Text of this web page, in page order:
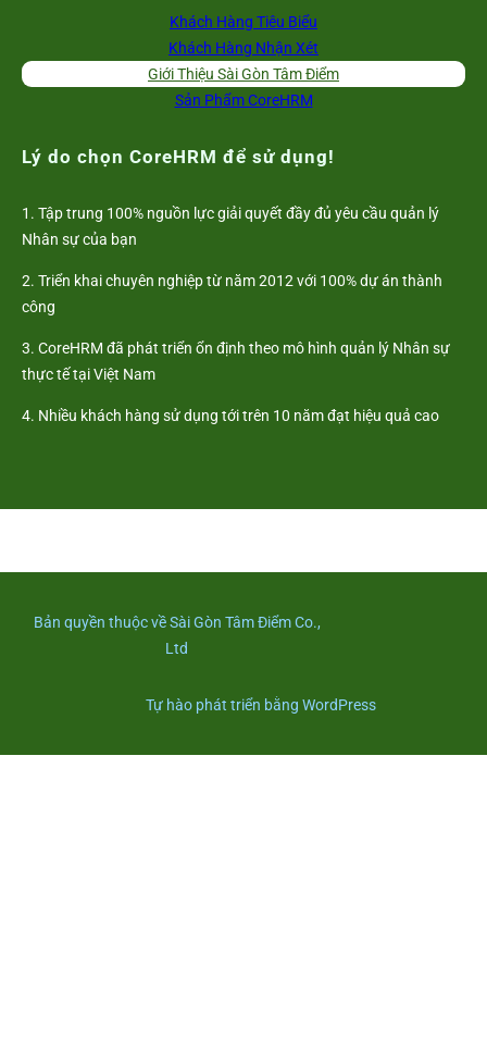
Khách Hàng Tiêu Biểu
Khách Hàng Nhận Xét
Giới Thiệu Sài Gòn Tâm Điểm
Sản Phẩm CoreHRM
Lý do chọn CoreHRM để sử dụng!
1. Tập trung 100% nguồn lực giải quyết đầy đủ yêu cầu quản lý
Nhân sự của bạn
2. Triển khai chuyên nghiệp từ năm 2012 với 100% dự án thành
công
3. CoreHRM đã phát triển ổn định theo mô hình quản lý Nhân sự
thực tế tại Việt Nam
4. Nhiều khách hàng sử dụng tới trên 10 năm đạt hiệu quả cao
Bản quyền thuộc về Sài Gòn Tâm Điểm Co.,
Ltd
Tự hào phát triển bằng WordPress